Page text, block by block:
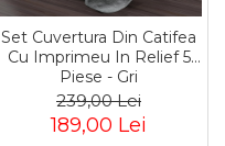
Set Cuvertura Din Catifea
Cu Imprimeu In Relief 5
Piese - Gri
239,00 Lei
189,00 Lei